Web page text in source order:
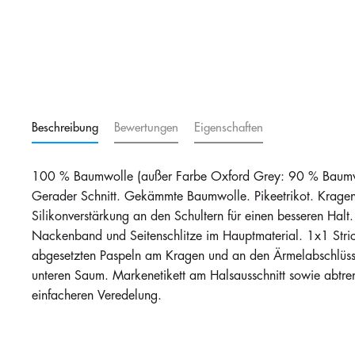
Beschreibung Bewertungen Eigenschaften
100 % Baumwolle (außer Farbe Oxford Grey: 90 %
Gerader Schnitt. Gekämmte Baumwolle. Pikeetrikot.
Silikonverstärkung an den Schultern für einen besseren
Nackenband und Seitenschlitze im Hauptmaterial. 1x1
abgesetzten Paspeln am Kragen und an den
unteren Saum. Markenetikett am Halsausschnitt sowie
einfacheren Veredelung.